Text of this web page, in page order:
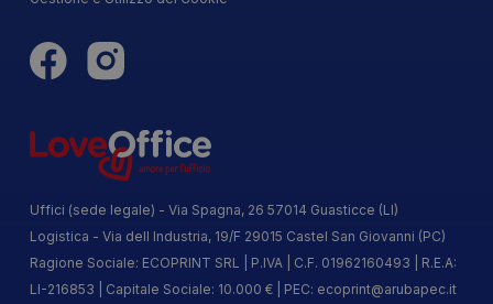
Uffici (sede legale) - Via Spagna, 26 57014 Guasticce (LI)
Logistica - Via dell Industria, 19/F 29015 Castel San Giovanni (PC)
Ragione Sociale: ECOPRINT SRL | P.IVA | C.F. 01962160493 | R.E.A:
LI-216853 | Capitale Sociale: 10.000 € | PEC: ecoprint@arubapec.it